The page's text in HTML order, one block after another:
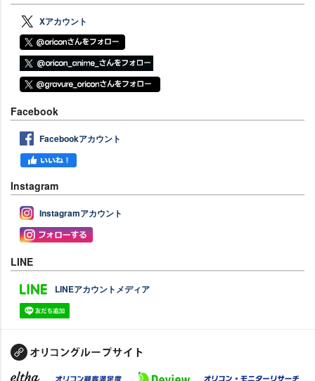
Xアカウント
Facebook
Facebookアカウント
Instagram
Instagramアカウント
LINE
LINEアカウントメディア